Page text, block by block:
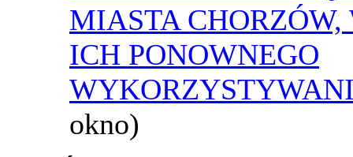
MIASTA CHORZÓW,
ICH PONOWNEGO
okno)